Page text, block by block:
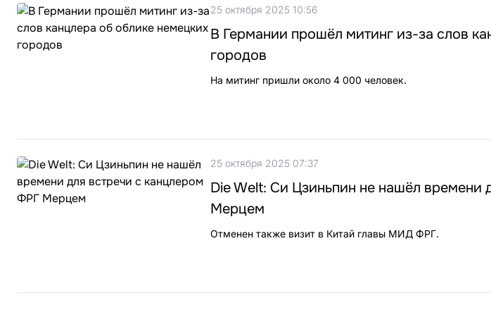
25 октября 2025 10:56
В Германии прошёл митинг из-за слов
городов
На митинг пришли около 4 000 человек.
25 октября 2025 07:37
Die Welt: Си Цзиньпин не нашёл времени
Мерцем
Отменен также визит в Китай главы МИД ФРГ.